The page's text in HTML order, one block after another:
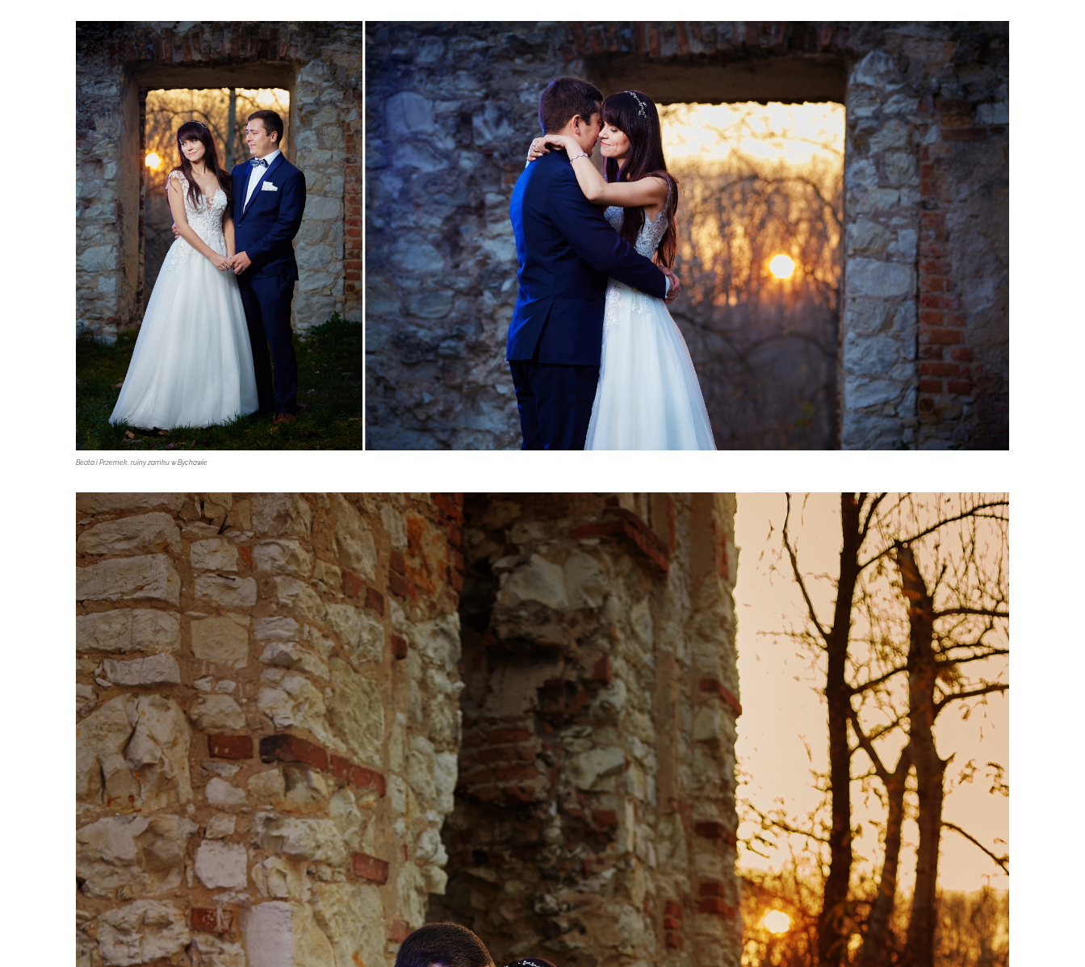
Beata i Przemek, ruiny zamku w Bychawie